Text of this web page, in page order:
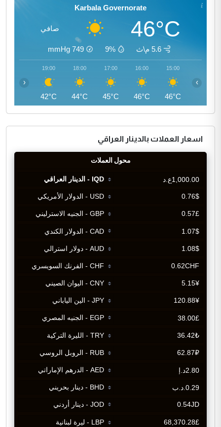
Karbala Governorate
46°C صافي
5.6 م\ث 9%
749
mmHg
15:00
46°C
16:00
46°C
17:00
45°C
18:00
44°C
19:00
42°C
‹ ›
اسعار العملات بالدينار العراقي